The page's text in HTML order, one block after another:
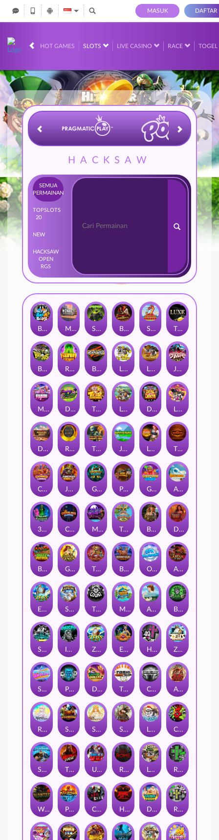
MASUK DAFTAR
HOT GAMES SLOTS LIVE CASINO RACE TOGEL
IDR
HACKSAW
SEMUA
PERMAINAN
TOP
20
SLOTS
NEW
HACKSAW
OPEN
RGS
Beam Boys Monkey Frenzy 2: Boss is Here! Spinman BULLETS AND BOUNTY SMOKING DRAGON The Luxe
BASH BROS Ronin Stackways Born Wild LE ZEUS LE COWBOY JAWS OF JUSTICE
MIAMI MAYHEM DONNY AND DANNY TIGER LEGENDS Le Fisherman DEAL WITH DEATH LE KING
Darkside Prairie: Magical Beast Raidmark The Lost Book of Mummy’s Curse Jumpasaurs Leatherheads The Jack & Rose
Crowned Corners Junkyard Kings 2 Ghostly Hallows Peek & Pounce Gobstopper Grind Avalanche
3 Arcane Cauldrons Crownlings Clusters Midnight Mirage Tikitopia BoosterBelt Bonnie's Buccaneers Demon Queen
Buzz Patrol Gearlab Genius The Crime File Behind Bars: Masterplan Opa Santorini! Arena of Iron
Epic Ze Zeus Supreme Zeus THE COUNT MARLIN MASTERS: THE BIG HAUL Aiko and the Wind Spirit Booze Bash
SixSixSix Invictus Ze Zeus Eye of Medusa Hot Ross Zeus Ze Zecond
Superstar Sevens PRAY FOR SIX Danny Dollar TOSHI WAYS CLUB CIRCLE OF LIFE ARMY OF ARES
RAINBOW PRINCESS STEAMRUNNERS SUN PRINCESS SPEAR OF ATHENA LE SANTA CHAOS CREW 3
STORMBORN THE WILDWOOD CURSE Ultimate Slot of America Reign of Rome Le Bandit Rad Maxx
Wanted Dead or a Wild Phoenix Cash Crew Hounds Of Hell Divine Drop RIP City